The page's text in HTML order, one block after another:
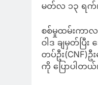
မတ်လ ၁၃ ရက်
စစ်မှုထမ်းကာ
ဝါဒ ချမှတ်ပ
တပ်ဦး(CNF)
ကို ပြောပါတယ်